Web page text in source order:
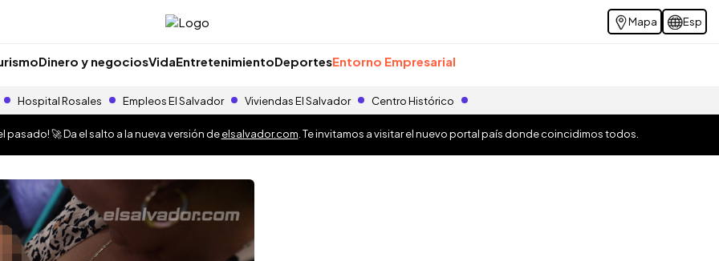
Mapa Esp
Dinero y negociosVidaEntretenimientoDeportesEntorno Empresarial
Hospital Rosales Empleos El Salvador Viviendas El Salvador Centro Histórico
pasado! 🚀 Da el salto a la nueva versión deelsalvador.com . Te invitamos a visitar el nuevo portal país donde coincidimos todos.